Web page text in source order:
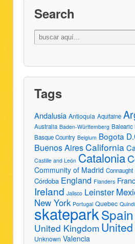
Search
Tags
Andalusia Antioquia Aquitaine
Australia Baden-Württemberg Balearic
Basque Country Belgium Bogota
Buenos AiresCalifornia
Castille and León Catalonia
Community of Madrid Connaught
Córdoba England Flanders
Ireland Jalisco Leinster
New York Portugal Quebec
skateparkSpain
United Kingdom
Unknown Valencia